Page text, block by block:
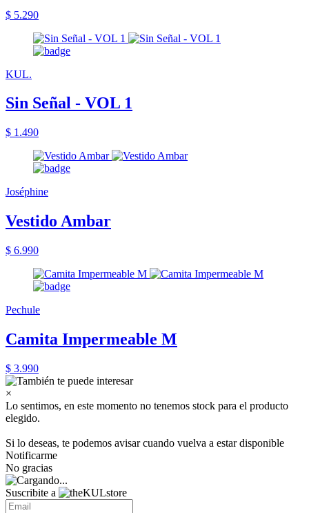
$ 5.290
KUL.
Sin Señal - VOL 1
$ 1.490
Joséphine
Vestido Ambar
$ 6.990
Pechule
Camita Impermeable M
$ 3.990
×
Lo sentimos, en este momento no tenemos stock para el producto
elegido.
Si lo deseas, te podemos avisar cuando vuelva a estar disponible
Notificarme
No gracias
Suscribite a